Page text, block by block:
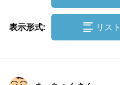
表示形式: リスト